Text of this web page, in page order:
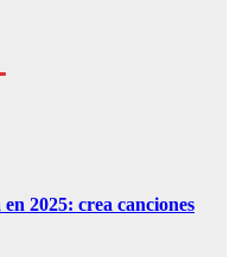
2025: crea canciones